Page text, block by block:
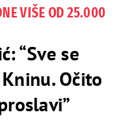
VIŠE OD 25.000
“Sve se
Očito